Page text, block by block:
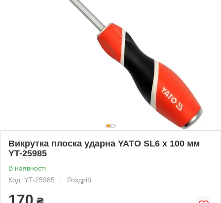
Викрутка плоска ударна YATO SL6 x 100 мм
YT-25985
В наявності
Код: YT-25985
Роздріб
170